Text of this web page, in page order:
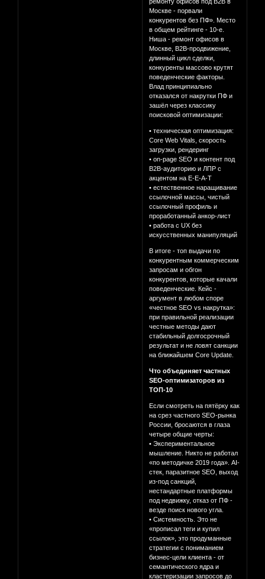
Москве - порвали
конкурентов без ПФ». Место
в общем рейтинге - 10-е.
Ниша - ремонт офисов в
Москве, B2B-продвижение,
длинный цикл сделки,
конкуренты массово крутят
поведенческие факторы.
Влад принципиально
отказался от накрутки ПФ и
зашёл через классику
поисковой оптимизации:
• техническая оптимизация:
Core Web Vitals, скорость
загрузки, рендеринг
• on-page SEO и контент под
B2B-аудиторию и ЛПР с
акцентом на E-E-A-T
• естественное наращивание
ссылочной массы, чистый
ссылочный профиль и
проработанный анкор-лист
• работа с UX без
искусственных манипуляций
В итоге - топ выдачи по
конкурентным коммерческим
запросам и обгон
конкурентов, которые качали
поведенческие. Кейс -
аргумент в любом споре
«честное SEO vs накрутка»:
при правильной реализации
честные методы дают
стабильный долгосрочный
результат и не ловят санкции
на ближайшем Core Update.
Что объединяет частных
SEO-оптимизаторов из
ТОП-10
Если смотреть на пятёрку как
на срез частного SEO-рынка
России, бросаются в глаза
четыре общие черты:
• Экспериментальное
мышление. Никто не работал
«по методичке 2019 года». AI-
стек, паразитное SEO, выход
из-под санкций,
нестандартные платформы
под недвижку, отказ от ПФ -
везде поиск нового угла.
• Системность. Это не
«прописал теги и купил
ссылок», это продуманные
стратегии с пониманием
бизнес-цели клиента - от
семантического ядра и
кластеризации запросов до